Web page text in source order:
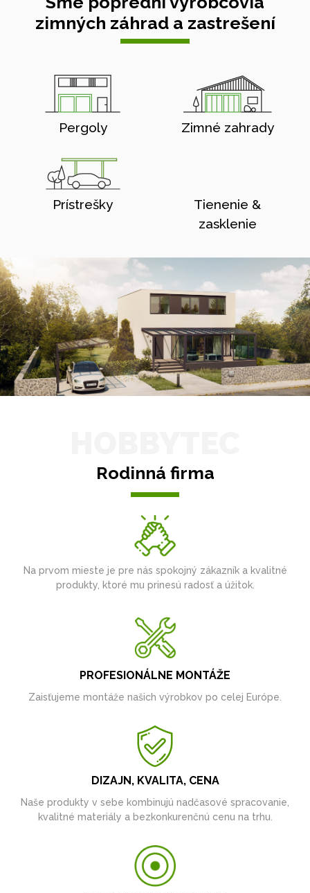
zimných záhrad a zastrešení
Pergoly Zimné zahrady
Prístrešky
Tienenie &
zasklenie
Rodinná firma
Na prvom mieste je pre nás spokojný zákazník a kvalitné
produkty, ktoré mu prinesú radosť a úžitok.
PROFESIONÁLNE MONTÁŽE
Zaisťujeme montáže našich výrobkov po celej Európe.
DIZAJN, KVALITA, CENA
Naše produkty v sebe kombinujú nadčasové spracovanie,
kvalitné materiály a bezkonkurenčnú cenu na trhu.